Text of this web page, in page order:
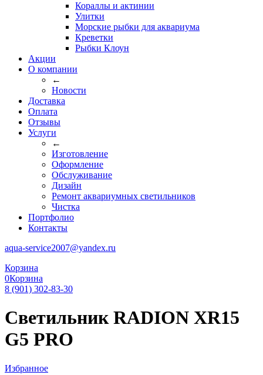
Кораллы и актинии
Улитки
Морские рыбки для аквариума
Креветки
Рыбки Клоун
Акции
О компании
←
Новости
Доставка
Оплата
Отзывы
Услуги
←
Изготовление
Оформление
Обслуживание
Дизайн
Ремонт аквариумных светильников
Чистка
Портфолио
Контакты
aqua-service2007@yandex.ru
Корзина
0Корзина
8 (901) 302-83-30
Светильник RADION XR15
G5 PRO
Избранное